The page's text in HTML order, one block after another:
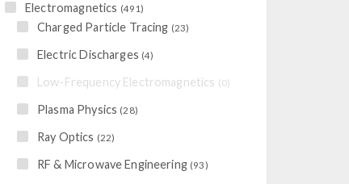
Electromagnetics (491)
Charged Particle Tracing (23)
Electric Discharges (4)
Low-Frequency Electromagnetics (0)
Plasma Physics (28)
Ray Optics (22)
RF & Microwave Engineering (93)